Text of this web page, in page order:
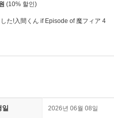
(10% 할인)
た!入間くん if Episode of 魔フィア 4
일 2026년 06월 08일